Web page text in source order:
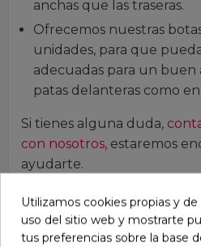
anchas que las traseras.
Ofrecemos nuestras
unidades, para que
adecuadas para un
patas delanteras como en
Si tienes alguna duda,
con nosotros, estaremos
ayudarte.
variando, ante la duda
nosotros.
Utilizamos cookies propias y
uso del sitio web y mostrarte
tus preferencias sobre la base